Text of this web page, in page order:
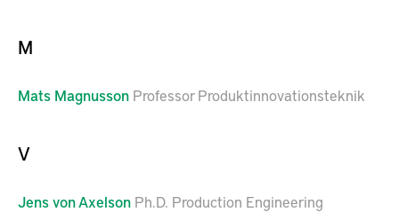
M
Mats Magnusson Professor Produktinnovationsteknik
V
Jensvon Axelson Ph.D. Production Engineering